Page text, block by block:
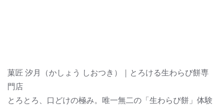
菓匠 汐月（かしょう しおつき）｜とろける生わらび餅専
門店
とろとろ、口どけの極み。唯一無二の「生わらび餅」体験